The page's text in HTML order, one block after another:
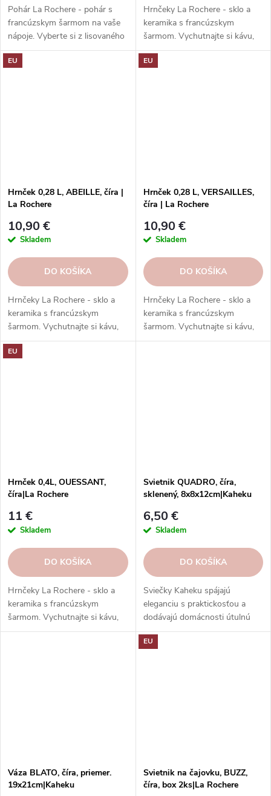
Pohár La Rochere - pohár s
francúzskym šarmom na vaše
nápoje. Vyberte si z lisovaného
alebo krištáľového skla, ktoré
má jedinečný vzhľad a pocit.
Hrnčeky La Rochere - sklo a
keramika s francúzskym
šarmom. Vychutnajte si kávu,
čaj alebo kakao v hrnčekoch z
rôznych kolekcií a s rôznymi
EU
Hrnček 0,28 L, ABEILLE, číra |
La Rochere
10,90 €
Skladem
DO KOŠÍKA
Hrnčeky La Rochere - sklo a
keramika s francúzskym
šarmom. Vychutnajte si kávu,
čaj alebo kakao v hrnčekoch z
rôznych kolekcií a s rôznymi
EU
Hrnček 0,28 L, VERSAILLES,
číra | La Rochere
10,90 €
Skladem
DO KOŠÍKA
Hrnčeky La Rochere - sklo a
keramika s francúzskym
šarmom. Vychutnajte si kávu,
čaj alebo kakao v hrnčekoch z
EU
Hrnček 0,4L, OUESSANT,
číra|La Rochere
11 €
Skladem
DO KOŠÍKA
Hrnčeky La Rochere - sklo a
keramika s francúzskym
šarmom. Vychutnajte si kávu,
čaj alebo kakao v hrnčekoch z
Svietnik QUADRO, číra,
sklenený, 8x8x12cm|Kaheku
6,50 €
Skladem
DO KOŠÍKA
Sviečky Kaheku spájajú
eleganciu s praktickosťou a
dodávajú domácnosti útulnú
atmosféru.
Váza BLATO, číra, priemer.
19x21cm|Kaheku
EU
Svietnik na čajovku, BUZZ,
číra, box 2ks|La Rochere